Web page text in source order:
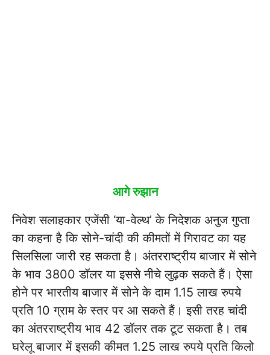
आगे रुझान
निवेश सलाहकार एजेंसी ‘या-वेल्थ’ के निदेशक अनुज गुप्ता
का कहना है कि सोने-चांदी की कीमतों में गिरावट का यह
सिलसिला जारी रह सकता है। अंतरराष्ट्रीय बाजार में सोने
के भाव 3800 डॉलर या इससे नीचे लुढ़क सकते हैं। ऐसा
होने पर भारतीय बाजार में सोने के दाम 1.15 लाख रुपये
प्रति 10 ग्राम के स्तर पर आ सकते हैं। इसी तरह चांदी
का अंतरराष्ट्रीय भाव 42 डॉलर तक टूट सकता है। तब
घरेलू बाजार में इसकी कीमत 1.25 लाख रुपये प्रति किलो